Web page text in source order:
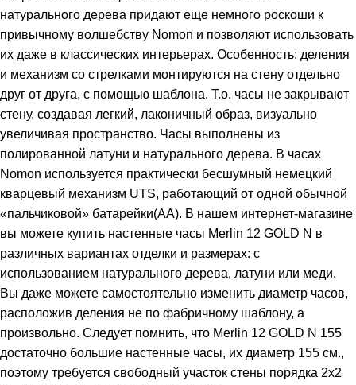
натурального дерева придают еще немного роскоши к
привычному волшебству Nomon и позволяют использовать
их даже в классических интерьерах. Особенность: деления
и механизм со стрелками монтируются на стену отдельно
друг от друга, с помощью шаблона. Т.о. часы не закрывают
стену, создавая легкий, лаконичный образ, визуально
увеличивая пространство. Часы выполнены из
полированной латуни и натурального дерева. В часах
Nomon используется практически бесшумный немецкий
кварцевый механизм UTS, работающий от одной обычной
«пальчиковой» батарейки(AA). В нашем интернет-магазине
вы можете купить настенные часы Merlin 12 GOLD N в
различных вариантах отделки и размерах: с
использованием натурального дерева, латуни или меди.
Вы даже можете самостоятельно изменить диаметр часов,
расположив деления не по фабричному шаблону, а
произвольно. Следует помнить, что Merlin 12 GOLD N 155
достаточно большие настенные часы, их диаметр 155 см.,
поэтому требуется свободный участок стены порядка 2х2